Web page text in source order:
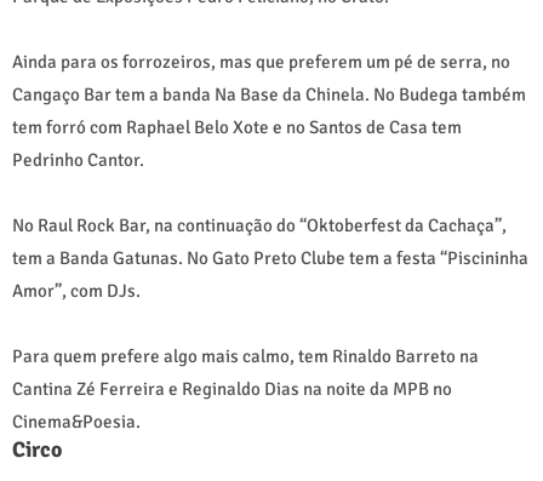
Ainda para os forrozeiros, mas que preferem um pé de serra, no
Cangaço Bar tem a banda Na Base da Chinela. No Budega também
tem forró com Raphael Belo Xote e no Santos de Casa tem
Pedrinho Cantor.
No Raul Rock Bar, na continuação do “Oktoberfest da Cachaça”,
tem a Banda Gatunas. No Gato Preto Clube tem a festa “Piscininha
Amor”, com DJs.
Para quem prefere algo mais calmo, tem Rinaldo Barreto na
Cantina Zé Ferreira e Reginaldo Dias na noite da MPB no
Cinema&Poesia.
Circo